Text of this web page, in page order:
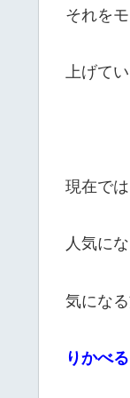
それを
上げてい
現在で
人気に
気にな
りかべ